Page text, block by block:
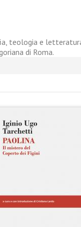
teologia e
di Roma.